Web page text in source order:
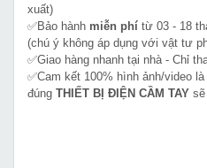
xuất)
✅Bảo hành miễn phí từ 03 - 18
(chú ý không áp dụng với vật tư
✅Giao hàng nhanh tại nhà - Chỉ
✅Cam kết 100% hình ảnh/video
đúng THIẾT BỊ ĐIỆN CẦM TAY